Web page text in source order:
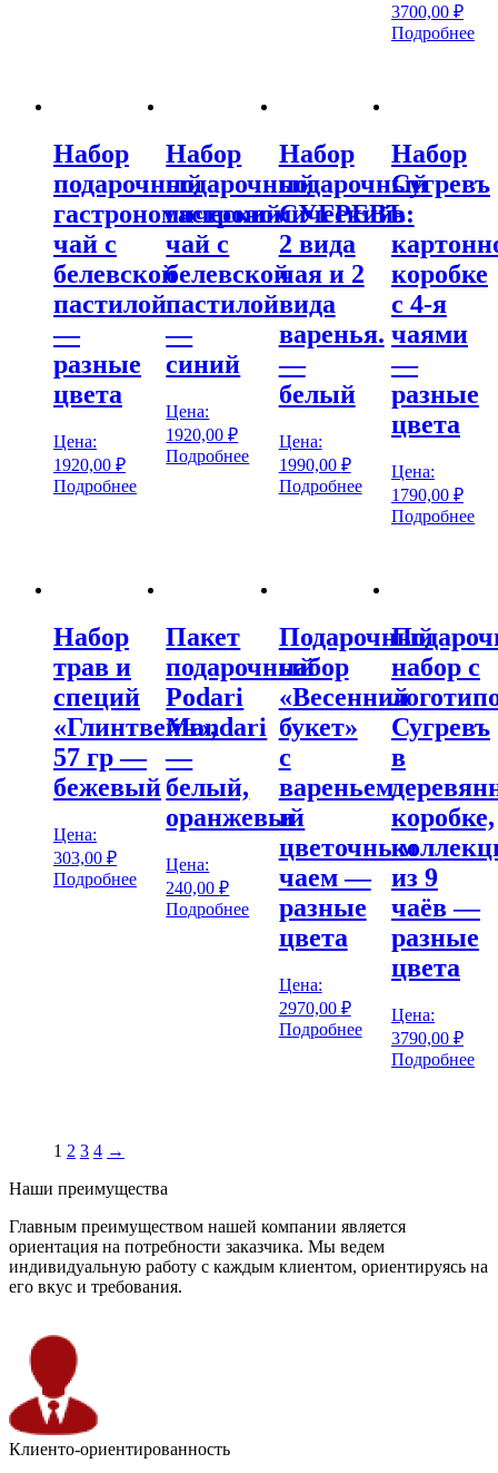
3700,00 ₽
Подробнее
Набор
подарочный
гастрономический
чай с
белевской
пастилой
—
разные
цвета
Цена:
1920,00 ₽
Подробнее
Набор
подарочный
гастрономический
чай с
белевской
пастилой
—
синий
Цена:
1920,00₽
Подробнее
Набор
подарочный
СУГРЕВЪ:
2 вида
чая и 2
вида
варенья.
—
белый
Цена:
1990,00 ₽
Подробнее
Набор
Сугревъ
в
коробке
с 4-я
чаями
—
разные
цвета
Цена:
1790,00 ₽
Подробнее
Набор
трав и
специй
«Глинтвейн»,
57 гр —
бежевый
Цена:
303,00 ₽
Подробнее
Пакет
подарочный
Podari
Mandari
—
белый,
оранжевый
Цена:
240,00₽
Подробнее
Подарочный
набор
«Весенний
букет»
с
вареньем
и
цветочным
чаем —
разные
цвета
Цена:
2970,00 ₽
Подробнее
набор с
Сугревъ
в
коробке,
из 9
чаёв —
разные
цвета
Цена:
3790,00 ₽
Подробнее
1 2 3 4 →
Наши преимущества
Главным преимуществом нашей компании является
ориентация на потребности заказчика. Мы ведем
индивидуальную работу с каждым клиентом, ориентируясь на
его вкус и требования.
Клиенто-ориентированность